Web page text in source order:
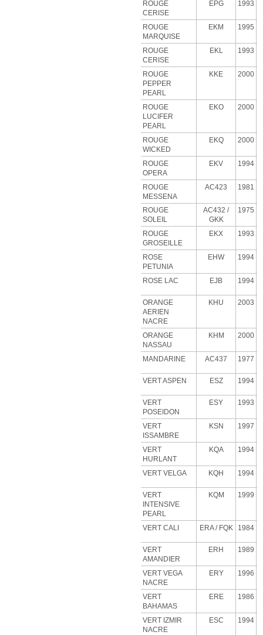
ROUGE
CERISE
EPG 1993
ROUGE
MARQUISE
EKM 1995
ROUGE
CERISE
EKL 1993
ROUGE
PEPPER
PEARL
KKE 2000
ROUGE
LUCIFER
PEARL
EKO 2000
ROUGE
WICKED
EKQ 2000
ROUGE
OPERA
EKV 1994
ROUGE
MESSENA
AC423 1981
ROUGE
SOLEIL
AC432 /
GKK
1975
ROUGE
GROSEILLE
EKX 1993
ROSE
PETUNIA
EHW 1994
ROSE LAC EJB 1994
ORANGE
AERIEN
NACRE
KHU 2003
ORANGE
NASSAU
KHM 2000
MANDARINE AC437 1977
VERT ASPEN ESZ 1994
VERT
POSEIDON
ESY 1993
VERT
ISSAMBRE
KSN 1997
VERT
HURLANT
KQA 1994
VERT VELGA KQH 1994
VERT
INTENSIVE
PEARL
KQM 1999
VERT CALI ERA/ FQK 1984
VERT
AMANDIER
ERH 1989
VERT VEGA
NACRE
ERY 1996
VERT
BAHAMAS
ERE 1986
VERT IZMIR
NACRE
ESC 1994